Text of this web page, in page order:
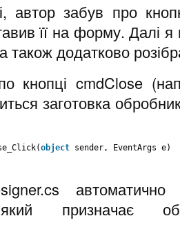
автор забув про
її на форму. Далі
також додатково
кнопці cmdClose
заготовка
object sender, EventArgs e)
автоматично
призначає